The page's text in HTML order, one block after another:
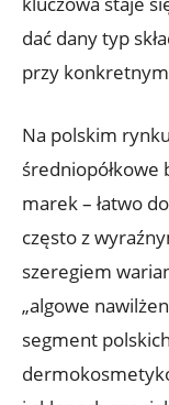
dać dany typ
przy
Na polskim
marek – łatwo
często z
szeregiem
„algowe
segment